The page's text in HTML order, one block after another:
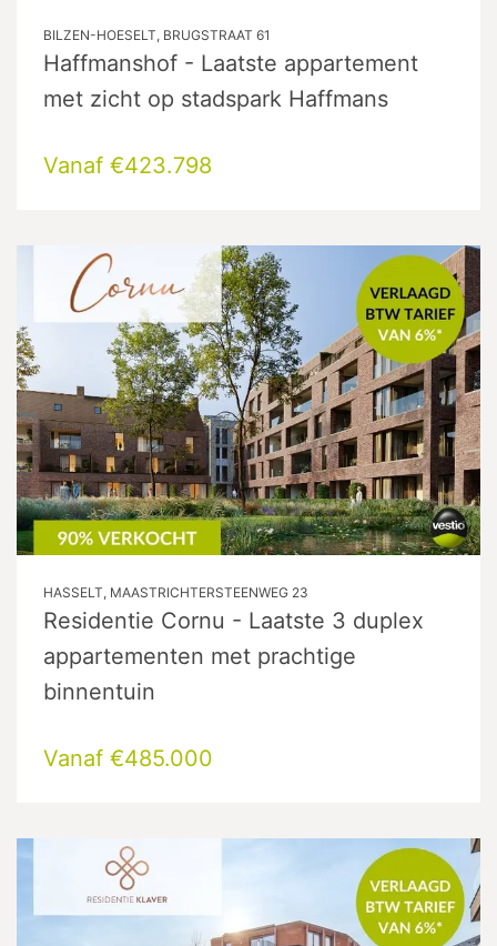
BILZEN-HOESELT, BRUGSTRAAT 61
Haffmanshof - Laatste appartement
met zicht op stadspark Haffmans
Vanaf €423.798
HASSELT, MAASTRICHTERSTEENWEG 23
Residentie Cornu - Laatste 3 duplex
appartementen met prachtige
binnentuin
Vanaf €485.000